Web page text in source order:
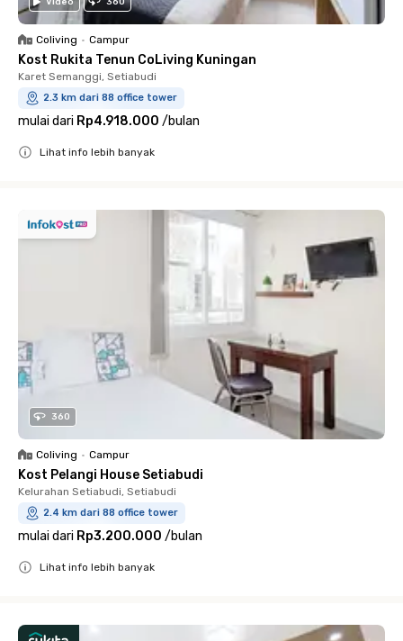
Coliving • Campur
Kost Rukita Tenun CoLiving Kuningan
Karet Semanggi, Setiabudi
2.3 km dari 88 office tower
mulai dari Rp4.918.000 /bulan
Lihat info lebih banyak
360
Coliving • Campur
Kost Pelangi House Setiabudi
Kelurahan Setiabudi, Setiabudi
2.4 km dari 88 office tower
mulai dari Rp3.200.000 /bulan
Lihat info lebih banyak